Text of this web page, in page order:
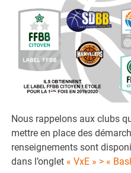
Nous rappelons aux clubs
mettre en place des
renseignements sont
dans l’onglet « VxE » > «